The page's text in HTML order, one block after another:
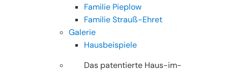
Familie Pieplow
Familie Strauß-Ehret
Galerie
Hausbeispiele
Das patentierte Haus-im-